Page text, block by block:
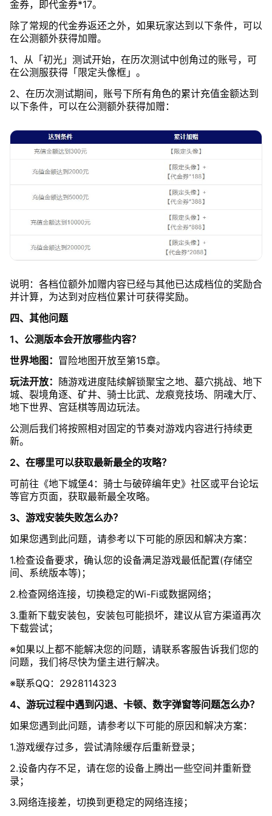
金券，即代金券*17。
除了常规的代金券返还之外，如果玩家达到以下条件，可以
在公测额外获得加赠。
1、从「初光」测试开始，在历次测试中创角过的账号，可
在公测服获得「限定头像框」。
2、在历次测试期间，账号下所有角色的累计充值金额达到
以下条件，可以在公测额外获得加赠：
说明：各档位额外加赠内容已经与其他已达成档位的奖励合
并计算，为达到对应档位累计可获得奖励。
四、其他问题
1、公测版本会开放哪些内容？
世界地图： 冒险地图开放至第15章。
玩法开放： 随游戏进度陆续解锁聚宝之地、墓穴挑战、地下
城、裂境角逐、矿井、骑士比武、龙痕竞技场、阴魂大厅、
地下世界、宫廷棋等周边玩法。
公测后我们将按照相对固定的节奏对游戏内容进行持续更
新。
2、在哪里可以获取最新最全的攻略？
可前往《地下城堡4：骑士与破碎编年史》社区或平台论坛
等官方页面，获取最新最全攻略。
3、游戏安装失败怎么办？
如果您遇到此问题，请参考以下可能的原因和解决方案：
1.检查设备要求，确认您的设备满足游戏最低配置(存储空
间、系统版本等)；
2.检查网络连接，切换稳定的Wi-Fi或数据网络；
3.重新下载安装包，安装包可能损坏，建议从官方渠道再次
下载尝试；
※如果以上都不能解决您的问题，请联系客服告诉我们您的
问题，我们将尽快为堡主进行解决。
※联系QQ：2928114323
4、游玩过程中遇到闪退、卡顿、数字弹窗等问题怎么办？
如果您遇到此问题，请参考以下可能的原因和解决方案：
1.游戏缓存过多，尝试清除缓存后重新登录；
2.设备内存不足，请在您的设备上腾出一些空间并重新登
录；
3.网络连接差，切换到更稳定的网络连接；